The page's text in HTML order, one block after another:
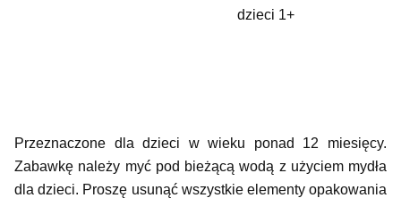
dzieci 1+
Przeznaczone dla dzieci w wieku ponad 12 miesięcy.
Zabawkę należy myć pod bieżącą wodą z użyciem mydła
dla dzieci. Proszę usunąć wszystkie elementy opakowania